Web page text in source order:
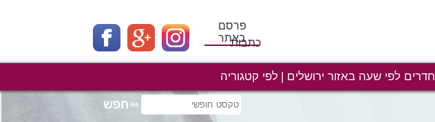
פרסם
באתרכתבות
חדרים לפי שעה באזור ירושלים לפי קטגוריה